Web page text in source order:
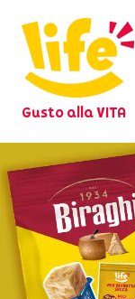
Gusto alla VITA